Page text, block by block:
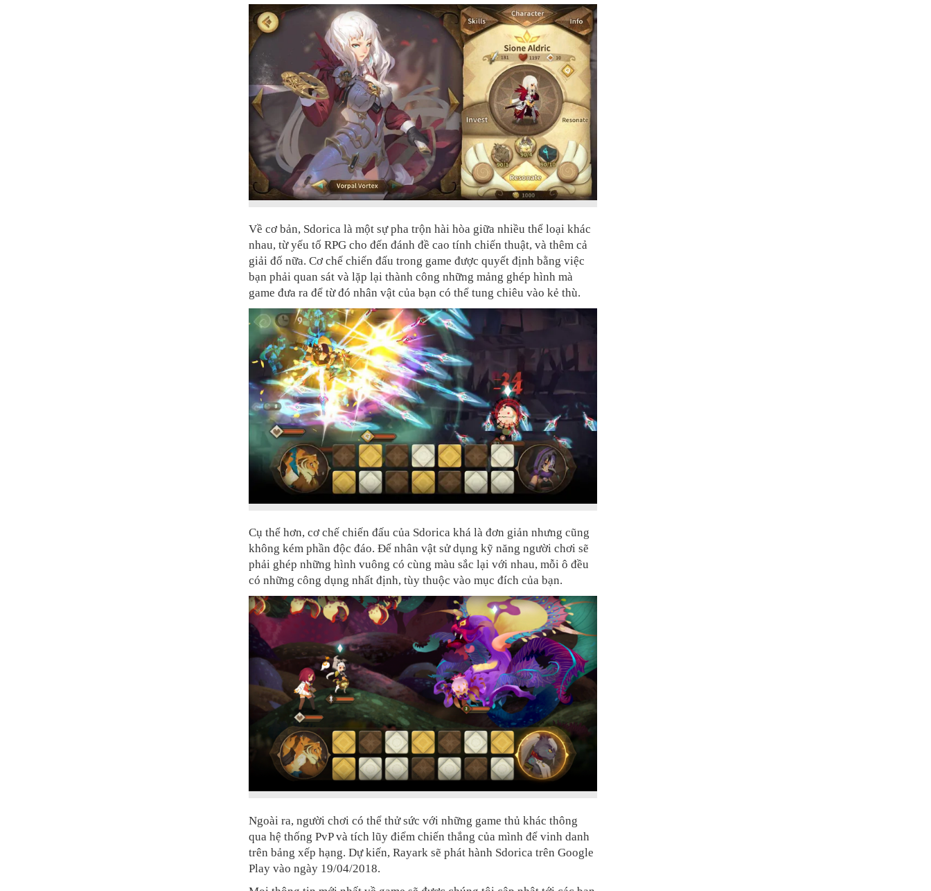
Về cơ bản, Sdorica là một sự pha trộn hài hòa giữa nhiều thể loại khác
nhau, từ yếu tố RPG cho đến đánh đề cao tính chiến thuật, và thêm cả
giải đố nữa. Cơ chế chiến đấu trong game được quyết định bằng việc
bạn phải quan sát và lặp lại thành công những mảng ghép hình mà
game đưa ra để từ đó nhân vật của bạn có thể tung chiêu vào kẻ thù.
Cụ thể hơn, cơ chế chiến đấu của Sdorica khá là đơn giản nhưng cũng
không kém phần độc đáo. Để nhân vật sử dụng kỹ năng người chơi sẽ
phải ghép những hình vuông có cùng màu sắc lại với nhau, mỗi ô đều
có những công dụng nhất định, tùy thuộc vào mục đích của bạn.
Ngoài ra, người chơi có thể thử sức với những game thủ khác thông
qua hệ thống PvP và tích lũy điểm chiến thắng của mình để vinh danh
trên bảng xếp hạng. Dự kiến, Rayark sẽ phát hành Sdorica trên Google
Play vào ngày 19/04/2018.